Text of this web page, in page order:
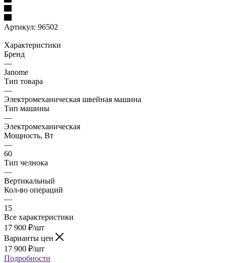
Артикул: 96502
Характеристики
Бренд
—
Janome
Тип товара
—
Электромеханическая швейная машина
Тип машины
—
Электромеханическая
Мощность, Вт
—
60
Тип челнока
—
Вертикальный
Кол-во операций
—
15
Все характеристики
17 900 ₽/шт
Варианты цен
17 900 ₽/шт
Подробности